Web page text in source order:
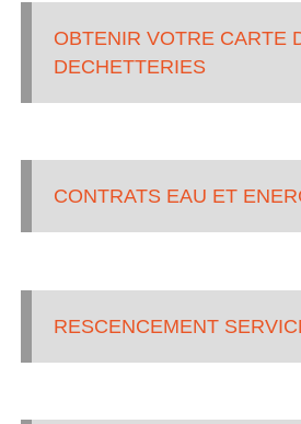
OBTENIR VOTRE CARTE
DECHETTERIES
CONTRATS EAU ET
RESCENCEMENT